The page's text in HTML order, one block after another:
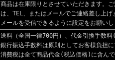
商品は在庫限りとさせていただきます。
は、TEL、またはメールでご連絡差し
メールを受信できるように設定をお願いし
送料（全国一律700円）、代金引換手数料
銀行振込手数料は原則としてお客様負担に
消費税は全て商品代金(税込価格)に含んで